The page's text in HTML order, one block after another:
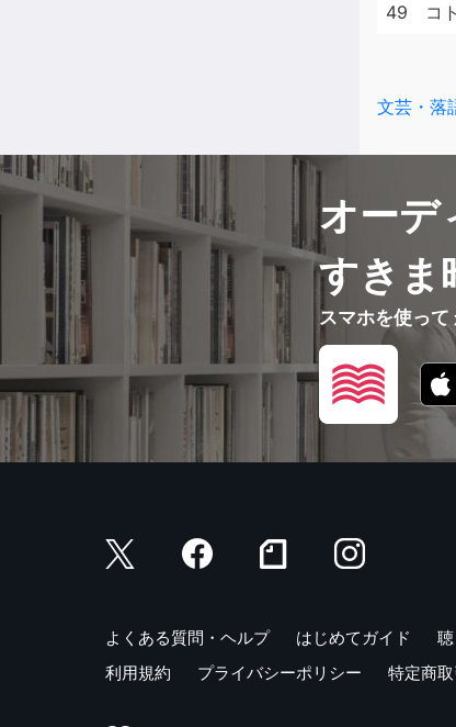
49 コ
文芸・落
オーデ
すきま
スマホを使っ
よくある質問・ヘルプ はじめてガイド
利用規約
プライバシーポリシー 特定商